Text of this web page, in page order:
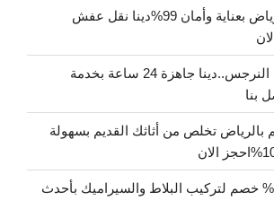
دينا نقل عفش بالرياض بعناية وأمان 99%دينا نقل عفش
دينا نقل عفش حي النرجس..دينا جاهزة 24 ساعة بخدمة
بالرياض تخلص من أثاثك القديم بسهولة
مبلط بالرياض بـ34% خصم لتركيب البلاط والسيراميك بأحدث